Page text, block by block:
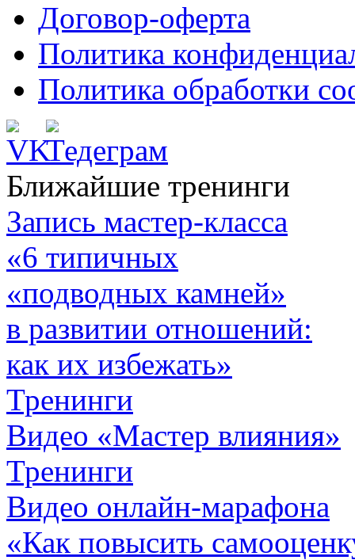
Договор-оферта
Политика
Политика обработки
Ближайшие тренинги
Запись мастер-класса
«6 типичных
«подводных камней»
в развитии отношений:
как их избежать»
Тренинги
Видео «Мастер влияния»
Тренинги
Видео онлайн-марафона
«Как повысить